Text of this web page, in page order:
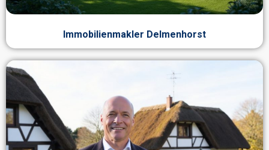
Immobilienmakler Delmenhorst